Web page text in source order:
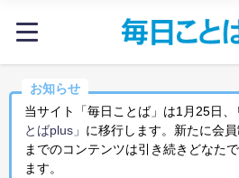
お知らせ
当サイト「毎日ことば」は1月25日、
とばplus」 に移行します。新たに会
までのコンテンツは引き続きどなた
ます。